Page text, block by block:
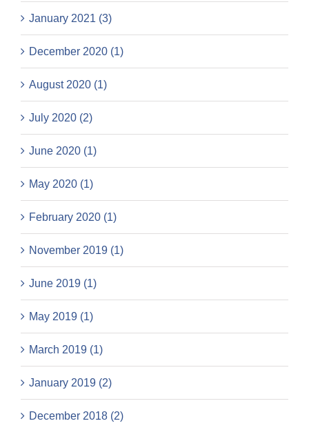
January 2021 (3)
December 2020 (1)
August 2020 (1)
July 2020 (2)
June 2020 (1)
May 2020 (1)
February 2020 (1)
November 2019 (1)
June 2019 (1)
May 2019 (1)
March 2019 (1)
January 2019 (2)
December 2018 (2)